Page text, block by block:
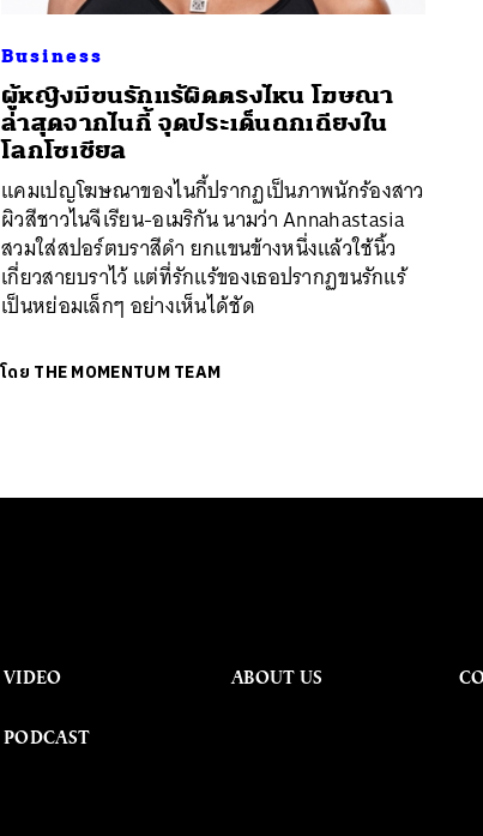
Business
ผู้หญิงมีขนรักแร้ผิดตรงไหน โฆษณา
ล่าสุดจากไนกี้ จุดประเด็นถกเถียงใน
โลกโซเชียล
แคมเปญโฆษณาของไนกี้ปรากฏเป็นภาพนักร้องสาว
ผิวสีชาวไนจีเรียน-อเมริกัน นามว่า Annahastasia
สวมใส่สปอร์ตบราสีดำ ยกแขนข้างหนึ่งแล้วใช้นิ้ว
เกี่ยวสายบราไว้ แต่ที่รักแร้ของเธอปรากฏขนรักแร้
เป็นหย่อมเล็กๆ อย่างเห็นได้ชัด
โดย THE MOMENTUM TEAM
VIDEO
PODCAST
ABOUT US
SHARE TWEET LINE EMAIL